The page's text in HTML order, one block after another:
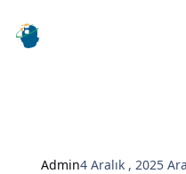
Admin4 Aralık , 2025